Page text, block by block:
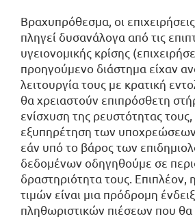
Βραχυπρόθεσμα, οι
πληγεί δυσανάλογα από τις
υγειονομικής κρίσης
προηγούμενο διάστημα είχαν
λειτουργία τους με κρατική
θα χρειαστούν επιπρόσθετη
ενίσχυση της ρευστότητας τους,
εξυπηρέτηση των υποχρεώσεων
εάν υπό το βάρος των
δεδομένων οδηγηθούμε σε
δραστηριότητα τους. Επιπλέον,
τιμών είναι μια πρόδρομη
πληθωριστικών πιέσεων που θα